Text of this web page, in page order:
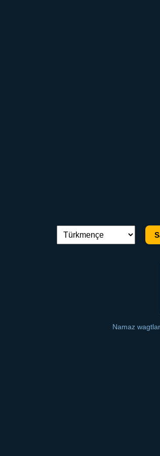
Dil çalşyryş:
Namaz